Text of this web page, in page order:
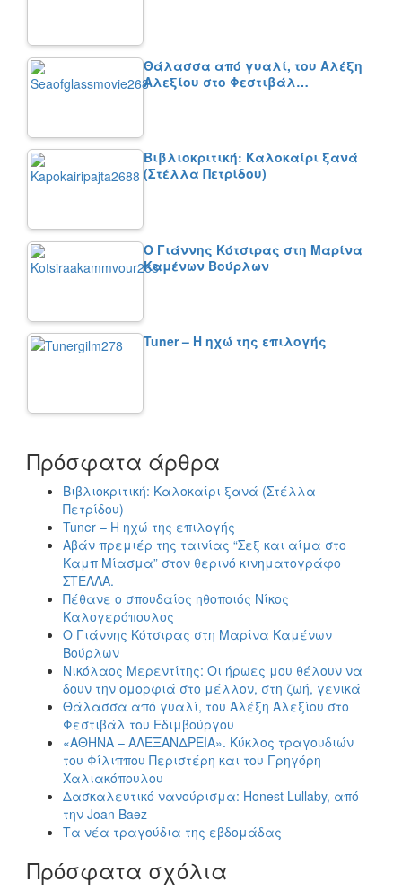
Θάλασσα από γυαλί, του Αλέξη
Αλεξίου στο Φεστιβάλ…
Βιβλιοκριτική: Καλοκαίρι ξανά
(Στέλλα Πετρίδου)
Ο Γιάννης Κότσιρας στη Μαρίνα
Καμένων Βούρλων
Tuner – Η ηχώ της επιλογής
Πρόσφατα άρθρα
Βιβλιοκριτική: Καλοκαίρι ξανά (Στέλλα
Πετρίδου)
Tuner – Η ηχώ της επιλογής
Αβάν πρεμιέρ της ταινίας “Σεξ και αίμα στο
Καμπ Μίασμα” στον θερινό κινηματογράφο
ΣΤΕΛΛΑ.
Πέθανε ο σπουδαίος ηθοποιός Νίκος
Καλογερόπουλος
Ο Γιάννης Κότσιρας στη Μαρίνα Καμένων
Βούρλων
Νικόλαος Μερεντίτης: Οι ήρωες μου θέλουν να
δουν την ομορφιά στο μέλλον, στη ζωή, γενικά
Θάλασσα από γυαλί, του Αλέξη Αλεξίου στο
Φεστιβάλ του Εδιμβούργου
«ΑΘΗΝΑ – ΑΛΕΞΑΝΔΡΕΙΑ». Κύκλος τραγουδιών
του Φίλιππου Περιστέρη και του Γρηγόρη
Χαλιακόπουλου
Δασκαλευτικό νανούρισμα: Honest Lullaby, από
την Joan Baez
Τα νέα τραγούδια της εβδομάδας
Πρόσφατα σχόλια